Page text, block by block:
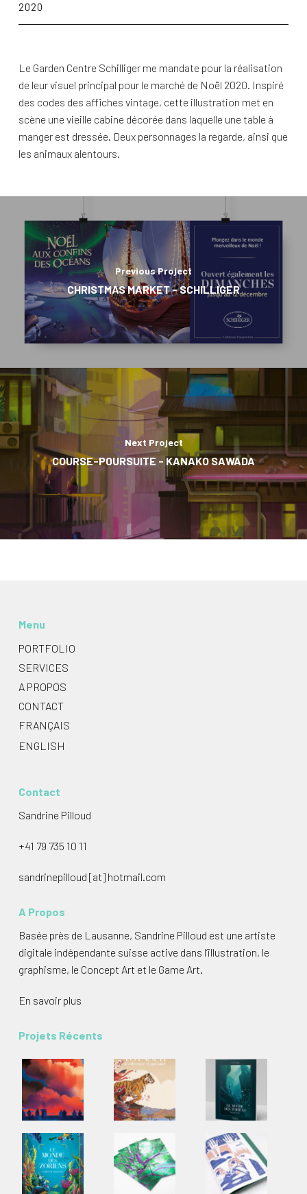
2020
Le Garden Centre Schilliger me mandate pour la réalisation
de leur visuel principal pour le marché de Noël 2020. Inspiré
des codes des affiches vintage, cette illustration met en
scène une vieille cabine décorée dans laquelle une table à
manger est dressée. Deux personnages la regarde, ainsi que
les animaux alentours.
Previous Project
CHRISTMAS MARKET - SCHILLIGER
Next Project
COURSE-POURSUITE - KANAKO SAWADA
Menu
PORTFOLIO
SERVICES
A PROPOS
CONTACT
FRANÇAIS
ENGLISH
Contact
Sandrine Pilloud
+41 79 735 10 11
sandrinepilloud [at] hotmail.com
A Propos
Basée près de Lausanne, Sandrine Pilloud est une artiste
digitale indépendante suisse active dans l’illustration, le
graphisme, le Concept Art et le Game Art.
En savoir plus
Projets Récents